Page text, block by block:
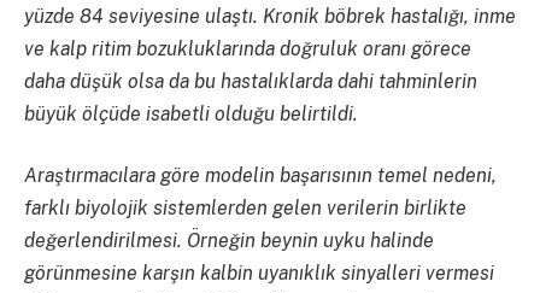
yüzde 84 seviyesine ulaştı. Kronik böbrek hastalığı, inme
ve kalp ritim bozukluklarında doğruluk oranı görece
daha düşük olsa da bu hastalıklarda dahi tahminlerin
büyük ölçüde isabetli olduğu belirtildi.
Araştırmacılara göre modelin başarısının temel nedeni,
farklı biyolojik sistemlerden gelen verilerin birlikte
değerlendirilmesi. Örneğin beynin uyku halinde
görünmesine karşın kalbin uyanıklık sinyalleri vermesi